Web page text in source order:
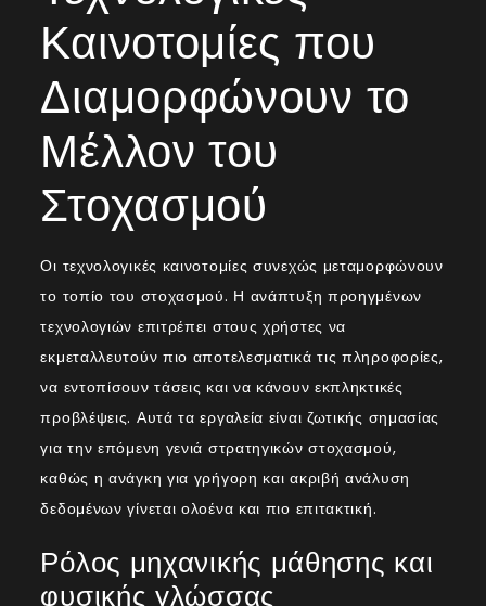
Καινοτομίες που
Διαμορφώνουν το
Μέλλον του
Στοχασμού
Οι τεχνολογικές καινοτομίες συνεχώς μεταμορφώνουν
το τοπίο του στοχασμού. Η ανάπτυξη προηγμένων
τεχνολογιών επιτρέπει στους χρήστες να
εκμεταλλευτούν πιο αποτελεσματικά τις πληροφορίες,
να εντοπίσουν τάσεις και να κάνουν εκπληκτικές
προβλέψεις. Αυτά τα εργαλεία είναι ζωτικής σημασίας
για την επόμενη γενιά στρατηγικών στοχασμού,
καθώς η ανάγκη για γρήγορη και ακριβή ανάλυση
δεδομένων γίνεται ολοένα και πιο επιτακτική.
Ρόλος μηχανικής μάθησης και
φυσικής γλώσσας